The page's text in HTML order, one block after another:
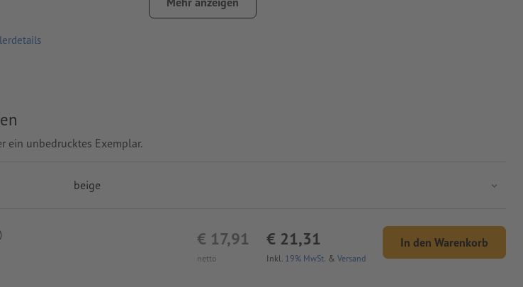
ein unbedrucktes Exemplar.
beige
netto
€ 17,91
Inkl. 19% MwSt. & Versand
€ 21,31 In den Warenkorb